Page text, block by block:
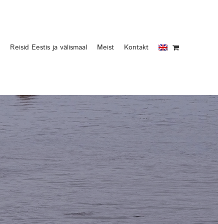
Reisid Eestis ja välismaal Meist Kontakt